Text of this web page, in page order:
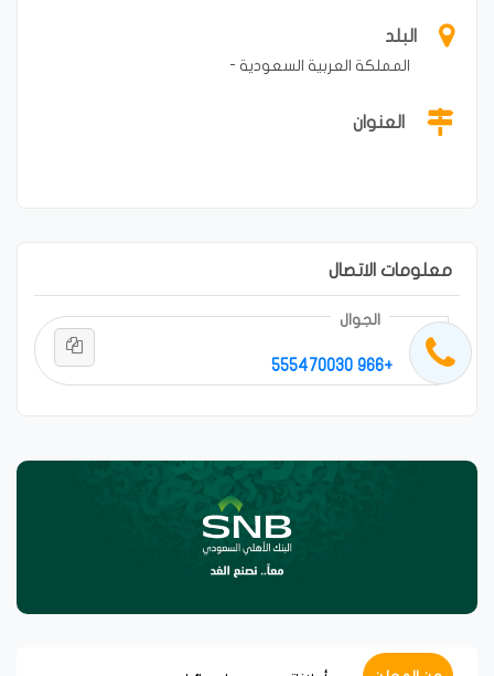
البلد
المملكة العربية السعودية -
العنوان
معلومات الاتصال
+966 555470030
الجوال